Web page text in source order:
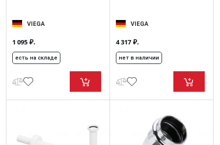
VIEGA
1 095 ₽.
есть на складе
VIEGA
4 317 ₽.
нет в наличии